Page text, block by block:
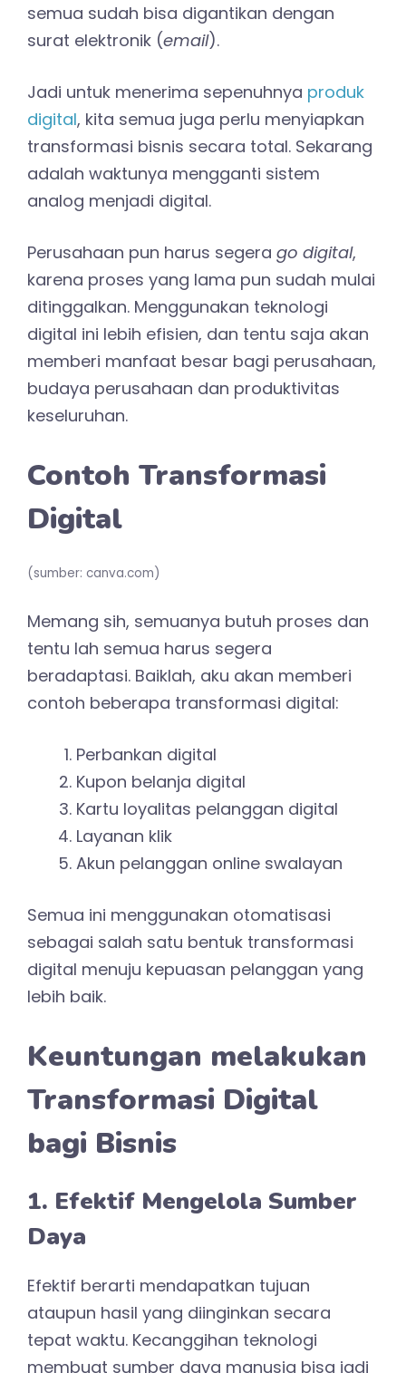
semua sudah bisa digantikan dengan
surat elektronik (email).
Jadi untuk menerima sepenuhnya produk
digital, kita semua juga perlu menyiapkan
transformasi bisnis secara total. Sekarang
adalah waktunya mengganti sistem
analog menjadi digital.
Perusahaan pun harus segera go digital,
karena proses yang lama pun sudah mulai
ditinggalkan. Menggunakan teknologi
digital ini lebih efisien, dan tentu saja akan
memberi manfaat besar bagi perusahaan,
budaya perusahaan dan produktivitas
keseluruhan.
Contoh Transformasi
Digital
(sumber: canva.com)
Memang sih, semuanya butuh proses dan
tentu lah semua harus segera
beradaptasi. Baiklah, aku akan memberi
contoh beberapa transformasi digital:
Perbankan digital
Kupon belanja digital
Kartu loyalitas pelanggan digital
Layanan klik
Akun pelanggan online swalayan
Semua ini menggunakan otomatisasi
sebagai salah satu bentuk transformasi
digital menuju kepuasan pelanggan yang
lebih baik.
Keuntungan melakukan
Transformasi Digital
bagi Bisnis
1. Efektif Mengelola Sumber
Daya
Efektif berarti mendapatkan tujuan
ataupun hasil yang diinginkan secara
tepat waktu. Kecanggihan teknologi
membuat sumber daya manusia bisa jadi